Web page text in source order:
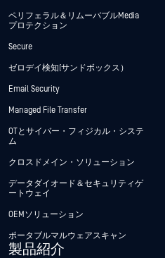
ペリフェラル＆リムーバブルMedia
プロテクション
Secure
ゼロデイ検知(サンドボックス）
Email Security
Managed File Transfer
OTとサイバー・フィジカル・システ
ム
クロスドメイン・ソリューション
データダイオード＆セキュリティゲ
ートウェイ
OEMソリューション
ポータブルマルウェアスキャン
製品紹介